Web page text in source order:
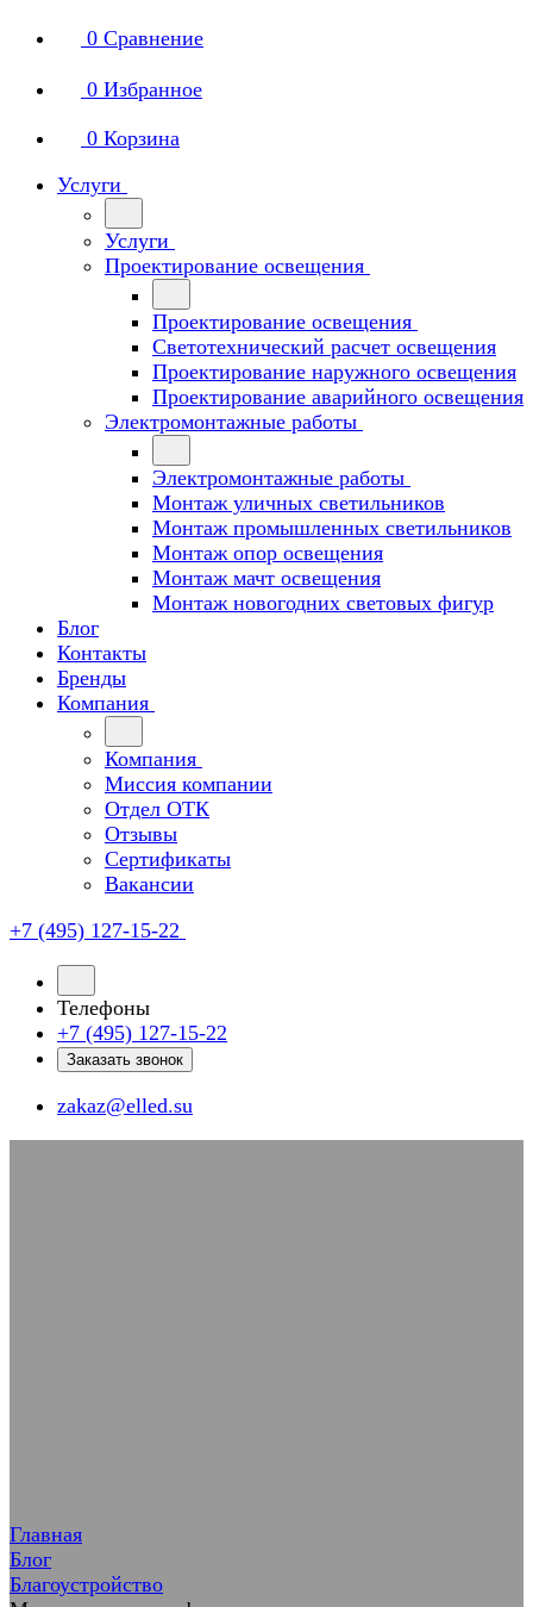
0 Сравнение
0 Избранное
0 Корзина
Услуги
Услуги
Проектирование освещения
Проектирование освещения
Светотехнический расчет освещения
Проектирование наружного освещения
Проектирование аварийного освещения
Электромонтажные работы
Электромонтажные работы
Монтаж уличных светильников
Монтаж промышленных светильников
Монтаж опор освещения
Монтаж мачт освещения
Монтаж новогодних световых фигур
Блог
Контакты
Бренды
Компания
Компания
Миссия компании
Отдел ОТК
Отзывы
Сертификаты
Вакансии
+7 (495) 127-15-22
Телефоны
+7 (495) 127-15-22
Заказать звонок
zakaz@elled.su
Главная
Блог
Благоустройство